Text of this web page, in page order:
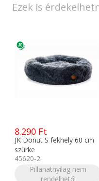
Ezek is
8.290 Ft
JK Donut S fekhely 60 cm
szürke
45620-2
Pillanatnyilag nem
rendelhető!